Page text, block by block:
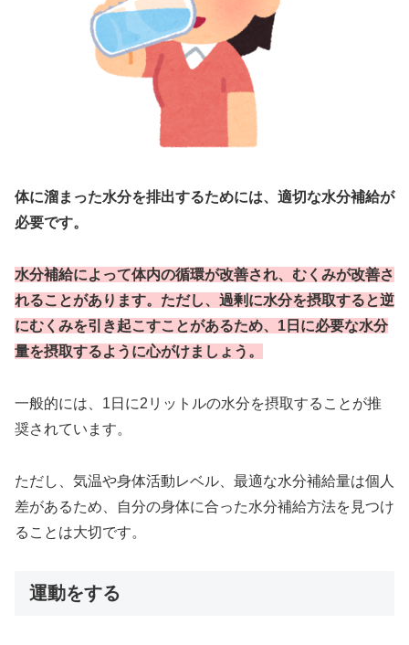
体に溜まった水分を排出するためには、適切な水分補給が
必要です。
水分補給によって体内の循環が改善され、むくみが改善さ
れることがあります。ただし、過剰に水分を摂取すると逆
にむくみを引き起こすことがあるため、1日に必要な水分
量を摂取するように心がけましょう。
一般的には、1日に2リットルの水分を摂取することが推
奨されています。
ただし、気温や身体活動レベル、最適な水分補給量は個人
差があるため、自分の身体に合った水分補給方法を見つけ
ることは大切です。
運動をする